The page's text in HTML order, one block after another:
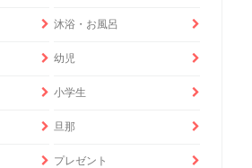
沐浴・お風呂
幼児
小学生
旦那
プレゼント